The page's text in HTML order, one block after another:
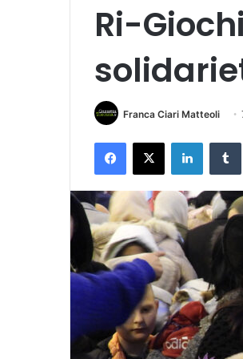
Ri-
Franca Ciari Matteoli